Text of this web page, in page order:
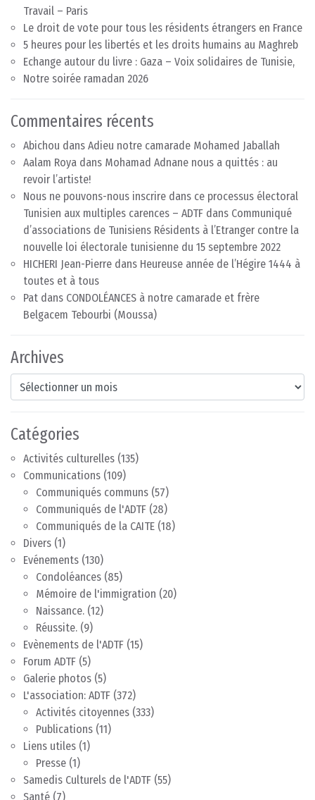
Travail – Paris
Le droit de vote pour tous les résidents étrangers en France
5 heures pour les libertés et les droits humains au Maghreb
Echange autour du livre : Gaza – Voix solidaires de Tunisie,
Notre soirée ramadan 2026
Commentaires récents
Abichou dans Adieu notre camarade Mohamed Jaballah
Aalam Roya dans Mohamad Adnane nous a quittés : au
revoir l’artiste!
Nous ne pouvons-nous inscrire dans ce processus électoral
Tunisien aux multiples carences – ADTF dans Communiqué
d’associations de Tunisiens Résidents à l’Etranger contre la
nouvelle loi électorale tunisienne du 15 septembre 2022
HICHERI Jean-Pierre dans Heureuse année de l’Hégire 1444 à
toutes et à tous
Pat dans CONDOLÉANCES à notre camarade et frère
Belgacem Tebourbi (Moussa)
Archives
Archives
Catégories
Activités culturelles (135)
Communications (109)
Communiqués communs (57)
Communiqués de l'ADTF (28)
Communiqués de la CAITE (18)
Divers (1)
Evénements (130)
Condoléances (85)
Mémoire de l'immigration (20)
Naissance. (12)
Réussite. (9)
Evènements de l'ADTF (15)
Forum ADTF (5)
Galerie photos (5)
L'association: ADTF (372)
Activités citoyennes (333)
Publications (11)
Liens utiles (1)
Presse (1)
Samedis Culturels de l'ADTF (55)
Santé (7)